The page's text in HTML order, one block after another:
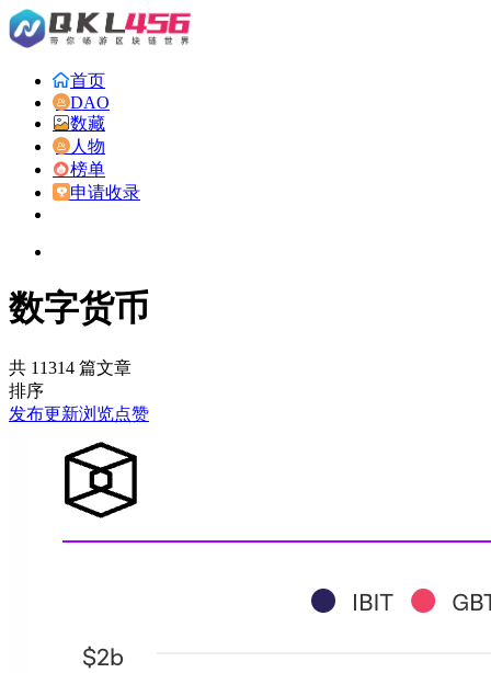
首页
DAO
数藏
人物
榜单
申请收录
数字货币
共 11314 篇文章
排序
发布更新浏览点赞